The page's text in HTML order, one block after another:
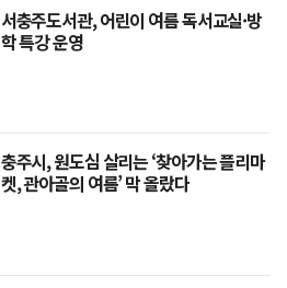
서충주도서관, 어린이 여름 독서교실·방
학 특강 운영
충주시, 원도심 살리는 ‘찾아가는 플리마
켓, 관아골의 여름’ 막 올랐다